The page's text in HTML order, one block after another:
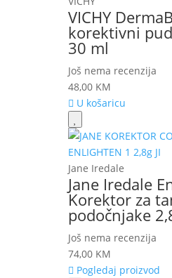
VICHY
korektivni
30 ml
Još nema recenzija
48,00 KM
U košaricu
Jane Iredale
Jane Iredale
Korektor za
podočnjake
Još nema recenzija
74,00 KM
Pogledaj proizvod